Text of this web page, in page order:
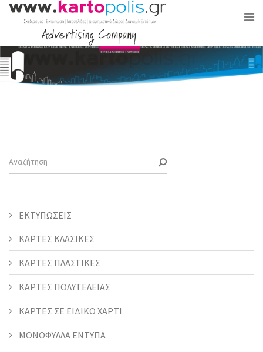
ΕΚΤΥΠΩΣΕΙΣ
ΚΑΡΤΕΣ ΚΛΑΣΙΚΕΣ
ΚΑΡΤΕΣ ΠΛΑΣΤΙΚΕΣ
ΚΑΡΤΕΣ ΠΟΛΥΤΕΛΕΙΑΣ
ΚΑΡΤΕΣ ΣΕ ΕΙΔΙΚΟ ΧΑΡΤΙ
ΜΟΝΟΦΥΛΛΑ ΕΝΤΥΠΑ